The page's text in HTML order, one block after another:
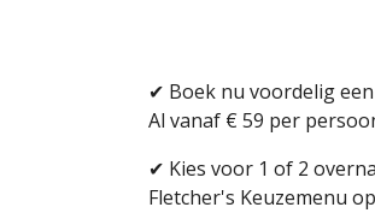
✔ Boek nu voordelig
Al vanaf € 59 per
✔ Kies voor 1 of 2
Fletcher's Keuzemenu